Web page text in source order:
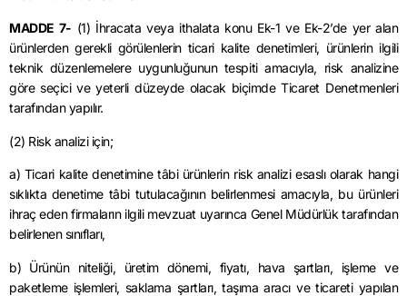
MADDE 7- (1) İhracata veya ithalata konu Ek-1 ve Ek-2’de yer alan
ürünlerden gerekli görülenlerin ticari kalite denetimleri, ürünlerin ilgili
teknik düzenlemelere uygunluğunun tespiti amacıyla, risk analizine
göre seçici ve yeterli düzeyde olacak biçimde Ticaret Denetmenleri
tarafından yapılır.
(2) Risk analizi için;
a) Ticari kalite denetimine tâbi ürünlerin risk analizi esaslı olarak hangi
sıklıkta denetime tâbi tutulacağının belirlenmesi amacıyla, bu ürünleri
ihraç eden firmaların ilgili mevzuat uyarınca Genel Müdürlük tarafından
belirlenen sınıfları,
b) Ürünün niteliği, üretim dönemi, fiyatı, hava şartları, işleme ve
paketleme işlemleri, saklama şartları, taşıma aracı ve ticareti yapılan